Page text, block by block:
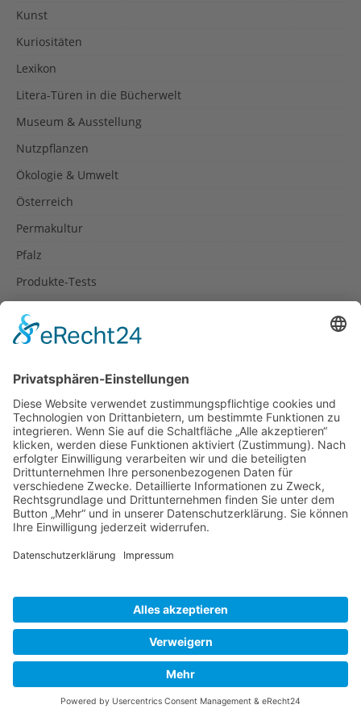
Kunst
Kuriositäten
Lexikon
Litera-Türen in die Bücherwelt
Museum & Ausstellung
Nutzpflanzen
Ökologie & Umwelt
Österreich
Permakultur
Pfalz
Produkte-Tests
Rezepte
Spanien
Südtirol
USA
Weihnachten
Weihnachtstexte
Datenschutzerklärung
Impressum
Cookie-Einstellungen